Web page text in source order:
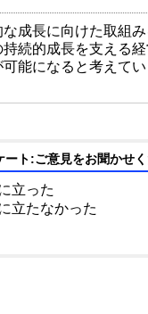
成長に向けた取組
続的成長を支える
能になると考えてい
ート:ご意見をお聞かせ
立った
立たなかった